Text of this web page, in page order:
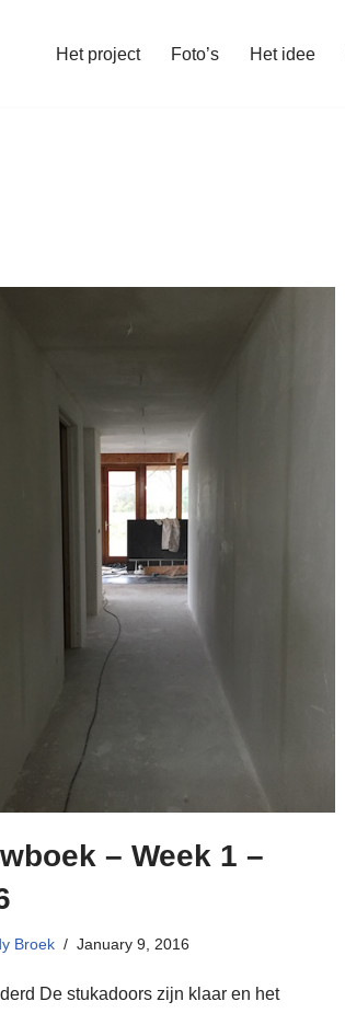
Het project Foto’s Het idee
– Week 1 –
Broek January 9, 2016
De stukadoors zijn klaar en het